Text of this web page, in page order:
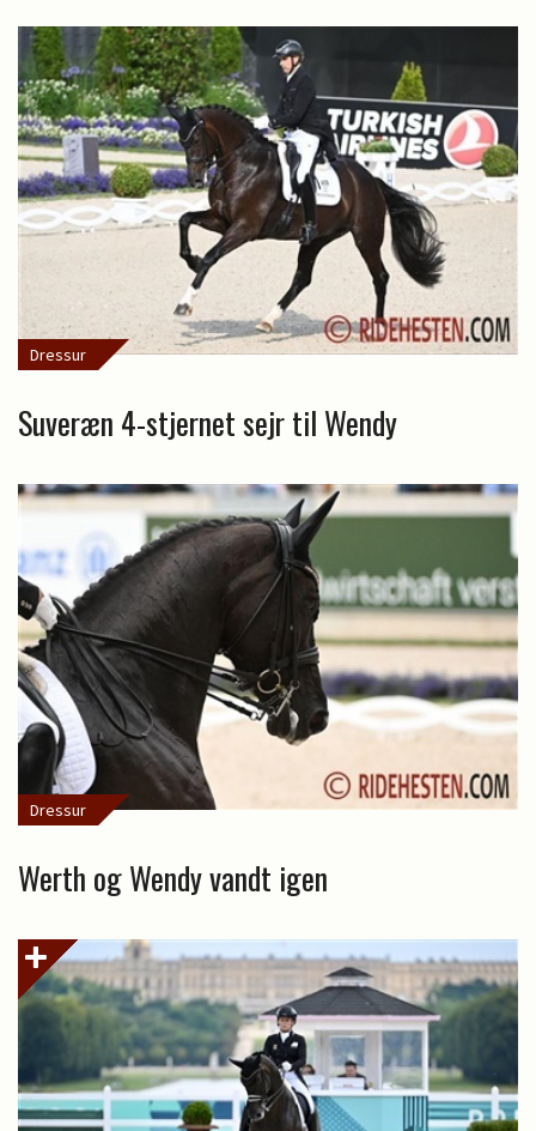
Dressur
Suveræn 4-stjernet sejr til Wendy
Dressur
Werth og Wendy vandt igen